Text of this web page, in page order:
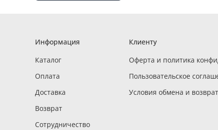
Информация
Каталог
Оплата
Доставка
Возврат
Сотрудничество
Клиенту
Оферта и политика
Пользовательское
Условия обмена и